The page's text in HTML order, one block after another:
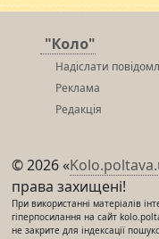
"Коло"
Надіслати
Реклама
Редакція
© 2026 «
права захищені!
При використанні матеріалів
гіперпосилання на сайт
не закрите для індексації